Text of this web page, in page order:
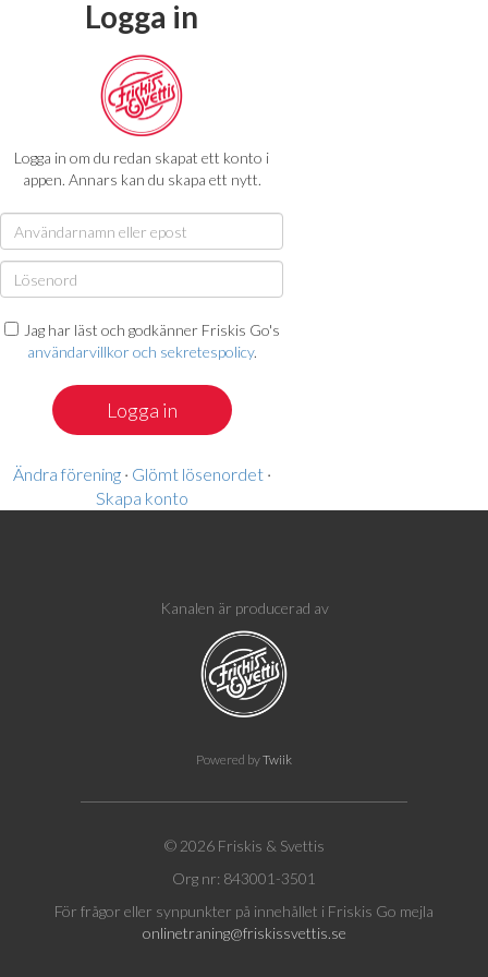
Logga in
Logga in om du redan skapat ett konto i
appen. Annars kan du skapa ett nytt.
Jag har läst och godkänner Friskis Go's
användarvillkor och sekretespolicy.
Ändra förening· Glömt lösenordet·
Skapa konto
Kanalen är producerad av
Powered byTwiik
© 2026 Friskis & Svettis
Org nr: 843001-3501
För frågor eller synpunkter på innehållet i Friskis Go mejla
onlinetraning@friskissvettis.se